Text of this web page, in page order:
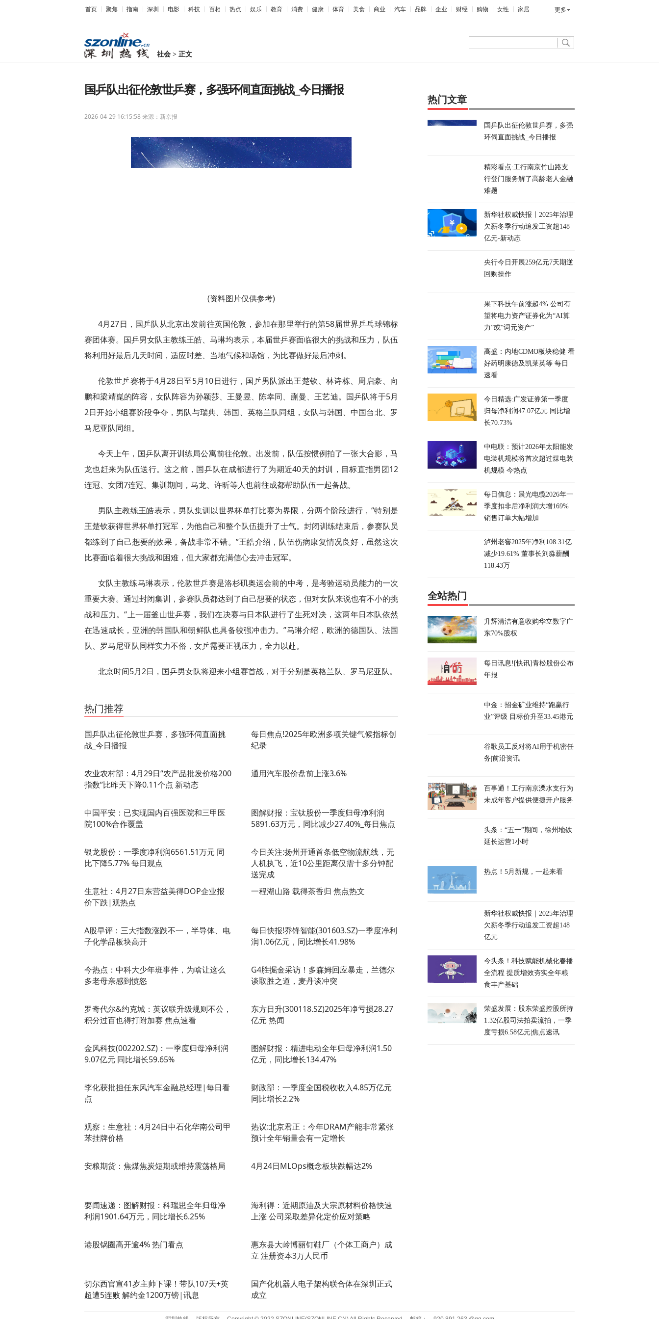
首页 聚焦 指南 深圳 电影 科技 百相 热点 娱乐 教育 消费 健康 体育 美食 商业 汽车 品牌 企业 财经 购物 女性 家居 更多
社会 >正文
国乒队出征伦敦世乒赛，多强环伺直面挑战_今日播报
2026-04-29 16:15:58 来源：新京报
(资料图片仅供参考)
4月27日，国乒队从北京出发前往英国伦敦，参加在那里举行的第58届世界乒乓球锦标
赛团体赛。国乒男女队主教练王皓、马琳均表示，本届世乒赛面临很大的挑战和压力，队伍
将利用好最后几天时间，适应时差、当地气候和场馆，为比赛做好最后冲刺。
伦敦世乒赛将于4月28日至5月10日进行，国乒男队派出王楚钦、林诗栋、周启豪、向
鹏和梁靖崑的阵容，女队阵容为孙颖莎、王曼昱、陈幸同、蒯曼、王艺迪。国乒队将于5月
2日开始小组赛阶段争夺，男队与瑞典、韩国、英格兰队同组，女队与韩国、中国台北、罗
马尼亚队同组。
今天上午，国乒队离开训练局公寓前往伦敦。出发前，队伍按惯例拍了一张大合影，马
龙也赶来为队伍送行。这之前，国乒队在成都进行了为期近40天的封训，目标直指男团12
连冠、女团7连冠。集训期间，马龙、许昕等人也前往成都帮助队伍一起备战。
男队主教练王皓表示，男队集训以世界杯单打比赛为界限，分两个阶段进行，“特别是
王楚钦获得世界杯单打冠军，为他自己和整个队伍提升了士气。封闭训练结束后，参赛队员
都练到了自己想要的效果，备战非常不错。”王皓介绍，队伍伤病康复情况良好，虽然这次
比赛面临着很大挑战和困难，但大家都充满信心去冲击冠军。
女队主教练马琳表示，伦敦世乒赛是洛杉矶奥运会前的中考，是考验运动员能力的一次
重要大赛。通过封闭集训，参赛队员都达到了自己想要的状态，但对女队来说也有不小的挑
战和压力。“上一届釜山世乒赛，我们在决赛与日本队进行了生死对决，这两年日本队依然
在迅速成长，亚洲的韩国队和朝鲜队也具备较强冲击力。”马琳介绍，欧洲的德国队、法国
队、罗马尼亚队同样实力不俗，女乒需要正视压力，全力以赴。
北京时间5月2日，国乒男女队将迎来小组赛首战，对手分别是英格兰队、罗马尼亚队。
热门推荐
国乒队出征伦敦世乒赛，多强环伺直面挑
战_今日播报
每日焦点!2025年欧洲多项关键气候指标创
纪录
农业农村部：4月29日“农产品批发价格200
指数”比昨天下降0.11个点 新动态
通用汽车股价盘前上涨3.6%
中国平安：已实现国内百强医院和三甲医
院100%合作覆盖
图解财报：宝钛股份一季度归母净利润
5891.63万元，同比减少27.40%_每日焦点
银龙股份：一季度净利润6561.51万元 同
比下降5.77% 每日观点
今日关注:扬州开通首条低空物流航线，无
人机执飞，近10公里距离仅需十多分钟配
送完成
生意社：4月27日东营益美得DOP企业报
价下跌|观热点
一程湖山路 载得茶香归 焦点热文
A股早评：三大指数涨跌不一，半导体、电
子化学品板块高开
每日快报!乔锋智能(301603.SZ)一季度净利
润1.06亿元，同比增长41.98%
今热点：中科大少年班事件，为啥让这么
多老母亲感到愤怒
G4胜掘金采访！多森姆回应暴走，兰德尔
谈取胜之道，麦丹谈冲突
罗奇代尔&约克城：英议联升级规则不公，
积分过百也得打附加赛 焦点速看
东方日升(300118.SZ)2025年净亏损28.27
亿元 热闻
金风科技(002202.SZ)：一季度归母净利润
9.07亿元 同比增长59.65%
图解财报：精进电动全年归母净利润1.50
亿元，同比增长134.47%
李化获批担任东风汽车金融总经理|每日看
点
财政部：一季度全国税收收入4.85万亿元
同比增长2.2%
观察：生意社：4月24日中石化华南公司甲
苯挂牌价格
热议:北京君正：今年DRAM产能非常紧张
预计全年销量会有一定增长
安粮期货：焦煤焦炭短期或维持震荡格局 4月24日MLOps概念板块跌幅达2%
要闻速递：图解财报：科瑞思全年归母净
利润1901.64万元，同比增长6.25%
海利得：近期原油及大宗原材料价格快速
上涨 公司采取差异化定价应对策略
港股锅圈高开逾4% 热门看点
惠东县大岭博丽钉鞋厂（个体工商户）成
立 注册资本3万人民币
切尔西官宣41岁主帅下课！带队107天+英
超遭5连败 解约金1200万镑|讯息
国产化机器人电子架构联合体在深圳正式
成立
热门文章
国乒队出征伦敦世乒赛，多强
环伺直面挑战_今日播报
精彩看点:工行南京竹山路支
行登门服务解了高龄老人金融
难题
新华社权威快报丨2025年治理
欠薪冬季行动追发工资超148
亿元-新动态
央行今日开展259亿元7天期逆
回购操作
果下科技午前涨超4% 公司有
望将电力资产证券化为“AI算
力”或“词元资产”
高盛：内地CDMO板块稳健 看
好药明康德及凯莱英等 每日
速看
今日精选:广发证券第一季度
归母净利润47.07亿元 同比增
长70.73%
中电联：预计2026年太阳能发
电装机规模将首次超过煤电装
机规模 今热点
每日信息：晨光电缆2026年一
季度扣非后净利润大增169%
销售订单大幅增加
泸州老窖2025年净利108.31亿
减少19.61% 董事长刘淼薪酬
118.43万
全站热门
升辉清洁有意收购华立数字广
东70%股权
每日讯息![快讯]青松股份公布
年报
中金：招金矿业维持“跑赢行
业”评级 目标价升至33.45港元
谷歌员工反对将AI用于机密任
务|前沿资讯
百事通！工行南京溧水支行为
未成年客户提供便捷开户服务
头条：“五一”期间，徐州地铁
延长运营1小时
热点！5月新规，一起来看
新华社权威快报｜2025年治理
欠薪冬季行动追发工资超148
亿元
今头条！科技赋能机械化春播
全流程 提质增效夯实全年粮
食丰产基础
荣盛发展：股东荣盛控股所持
1.32亿股司法拍卖流拍，一季
度亏损6.58亿元|焦点速讯